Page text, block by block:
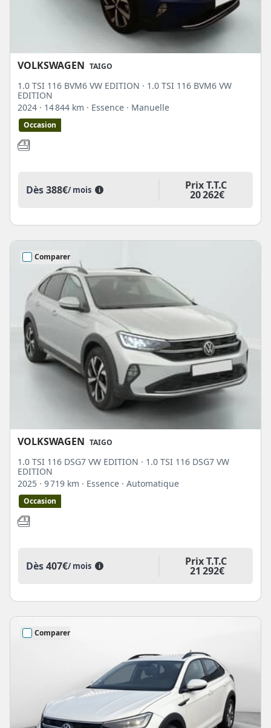
VOLKSWAGEN TAIGO
1.0 TSI 116 BVM6 VW EDITION · 1.0 TSI 116 BVM6 VW
EDITION
2024 · 14 844 km · Essence · Manuelle
Occasion
Dès388€/ mois i Prix T.T.C
20 262€
Comparer
VOLKSWAGEN TAIGO
1.0 TSI 116 DSG7 VW EDITION · 1.0 TSI 116 DSG7 VW
EDITION
2025 · 9 719 km · Essence · Automatique
Occasion
Dès407€/ mois i Prix T.T.C
21 292€
Comparer